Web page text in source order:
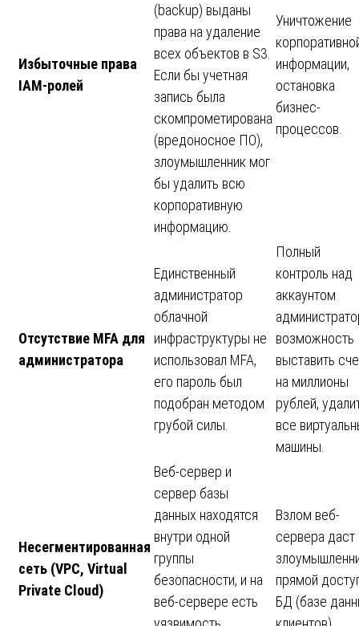
Избыточные права
IAM-ролей
(backup) выданы
права на удаление
всех объектов в S3.
Если бы учетная
запись была
скомпрометирована
(вредоносное ПО),
злоумышленник мог
бы удалить всю
корпоративную
информацию.
Уничтожение
информации,
остановка
бизнес-
процессов.
Отсутствие MFA для
администратора
Единственный
администратор
облачной
инфраструктуры не
использовал MFA,
его пароль был
подобран методом
грубой силы.
Полный
контроль над
аккаунтом
возможность
выставить
на миллионы
рублей,
все
машины.
Несегментированная
сеть (VPC, Virtual
Private Cloud)
Веб-сервер и
сервер базы
данных находятся
внутри одной
группы
безопасности, и на
веб-сервере есть
Взлом веб-
сервера даст
прямой
БД (базе